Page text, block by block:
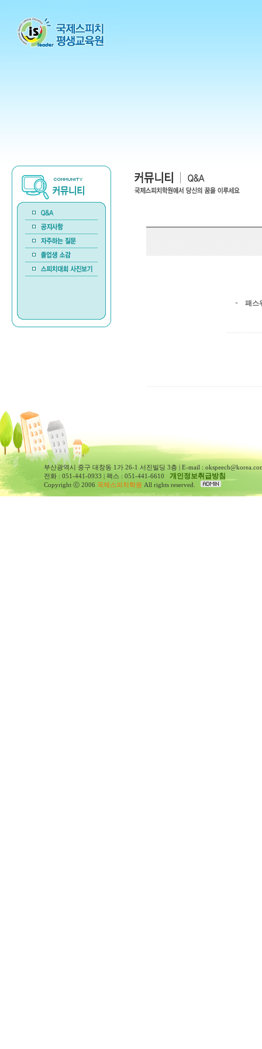
패스
부산광역시 중구 대창동 1가 26-1 서진빌딩 3층 | E-mail :
전화 : 051-441-0933 | 팩스 : 051-441-6610 개인정보취급방침
Copyright ⓒ 2006 국제스피치학원 All rights reserved.